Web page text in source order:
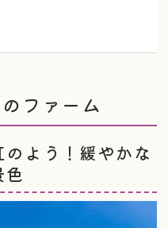
ファーム
よう！緩やかな